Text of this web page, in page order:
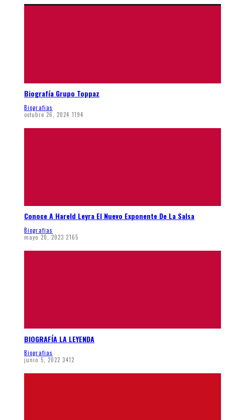
Biografía Grupo Toppaz
Biografias
octubre 26, 2024 1194
Conoce A Hareld Leyra El Nuevo Exponente De La Salsa
Biografias
mayo 20, 2023 2165
BIOGRAFÍA LA LEYENDA
Biografias
junio 5, 2022 3412